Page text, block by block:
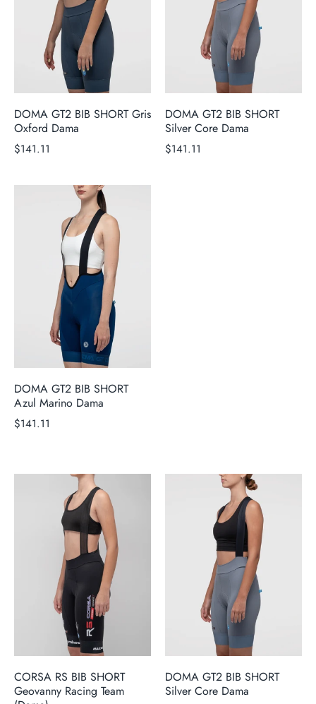
DOMA GT2 BIB SHORT Gris
Oxford Dama
$141.11
DOMA GT2 BIB SHORT
Silver Core Dama
$141.11
DOMA GT2 BIB SHORT
Azul Marino Dama
$141.11
CORSA RS BIB SHORT
Geovanny Racing Team
DOMA GT2 BIB SHORT
Silver Core Dama